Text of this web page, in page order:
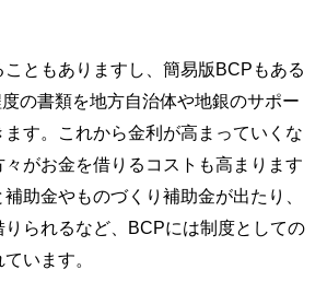
ともありますし、簡易版BCPもある
の書類を地方自治体や地銀のサポー
ます。これから金利が高まっていくな
がお金を借りるコストも高まります
助金やものづくり補助金が出たり、
られるなど、BCPには制度としての
います。